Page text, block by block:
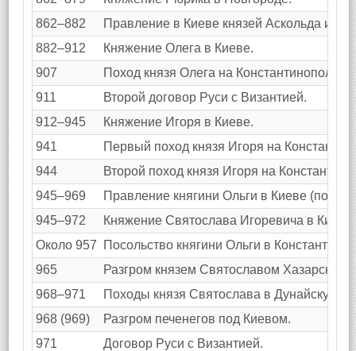
862–882
Правление в Киеве князей Аскольда и
882–912
Княжение Олега в Киеве.
907
Поход князя Олега на Константинополь.
911
Второй договор Руси с Византией.
912–945
Княжение Игоря в Киеве.
941
Первый поход князя Игоря на
944
Второй поход князя Игоря на
945–969
Правление княгини Ольги в Киеве
945–972
Княжение Святослава Игоревича в Киеве.
Около 957
Посольство княгини Ольги в
965
Разгром князем Святославом
968–971
Походы князя Святослава в Дунайскую
968 (969)
Разгром печенегов под Киевом.
971
Договор Руси с Византией.